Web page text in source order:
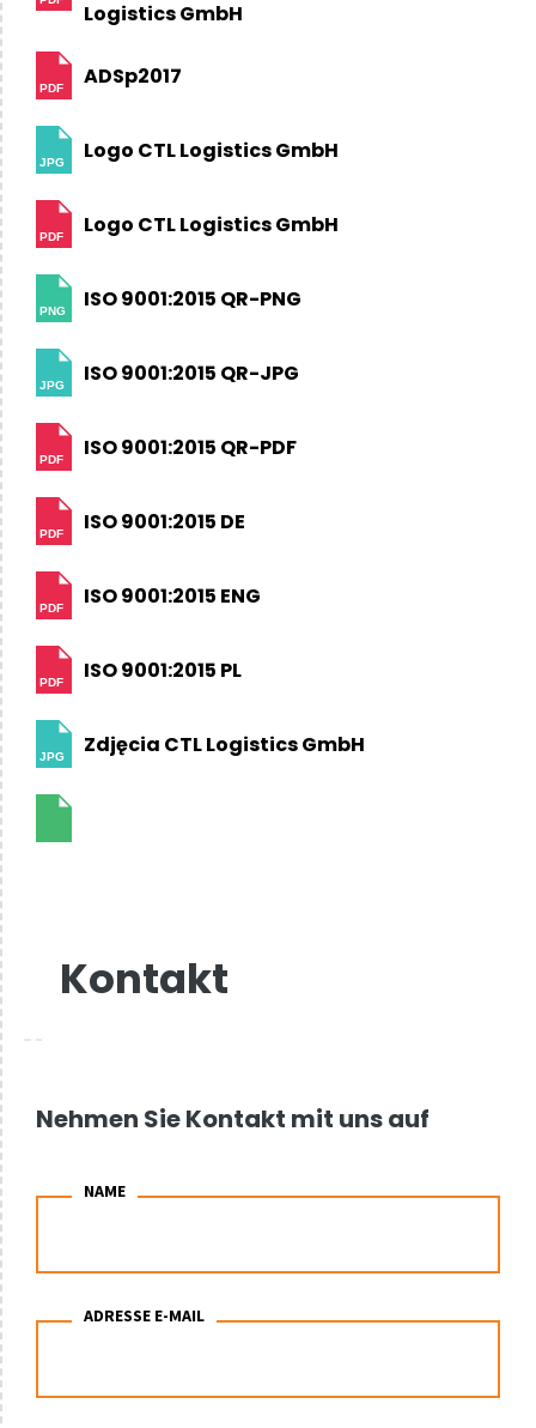
Logistics GmbH
PDF ADSp2017
JPG Logo CTL Logistics GmbH
PDF Logo CTL Logistics GmbH
PNG ISO 9001:2015 QR-PNG
JPG ISO 9001:2015 QR-JPG
PDF ISO 9001:2015 QR-PDF
PDF ISO 9001:2015 DE
PDF ISO 9001:2015 ENG
PDF ISO 9001:2015 PL
JPG Zdjęcia CTL Logistics GmbH
Kontakt
Nehmen Sie Kontakt mit uns auf
NAME
ADRESSE E-MAIL